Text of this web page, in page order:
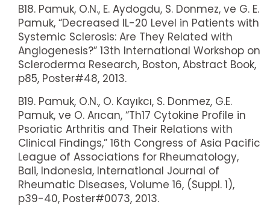
B18. Pamuk, O.N., E. Aydogdu, S. Donmez, ve G. E.
Pamuk, “Decreased IL-20 Level in Patients with
Systemic Sclerosis: Are They Related with
Angiogenesis?” 13th International Workshop on
Scleroderma Research, Boston, Abstract Book,
p85, Poster#48, 2013.
B19. Pamuk, O.N., O. Kayıkcı, S. Donmez, G.E.
Pamuk, ve O. Arıcan, “Th17 Cytokine Profile in
Psoriatic Arthritis and Their Relations with
Clinical Findings,” 16th Congress of Asia Pacific
League of Associations for Rheumatology,
Bali, Indonesia, International Journal of
Rheumatic Diseases, Volume 16, (Suppl. 1),
p39-40, Poster#0073, 2013.